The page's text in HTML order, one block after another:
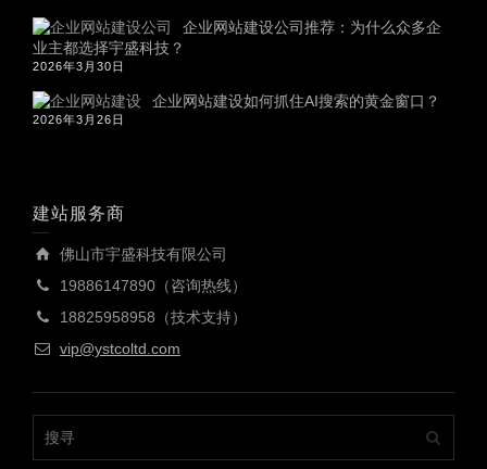
企业网站建设公司推荐：为什么众多企
业主都选择宇盛科技？
2026年3月30日
企业网站建设如何抓住AI搜索的黄金窗口？
2026年3月26日
建站服务商
佛山市宇盛科技有限公司
19886147890（咨询热线）
18825958958（技术支持）
vip@ystcoltd.com